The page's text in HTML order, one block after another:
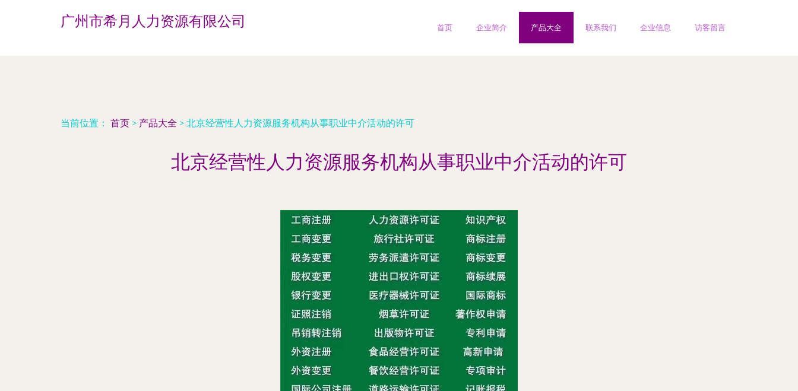
广州市希月人力资源有限公司 首页 企业简介 产品大全 联系我们 企业信息 访客留言
当前位置： 首页 > 产品大全 > 北京经营性人力资源服务机构从事职业中介活动的许可
北京经营性人力资源服务机构从事职业中介活动的许可